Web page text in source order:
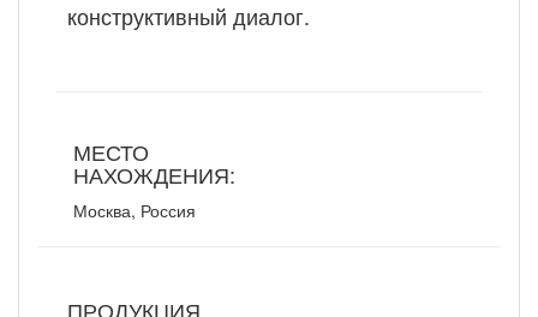
конструктивный диалог.
МЕСТО
НАХОЖДЕНИЯ:
Москва, Россия
ПРОДУКЦИЯ